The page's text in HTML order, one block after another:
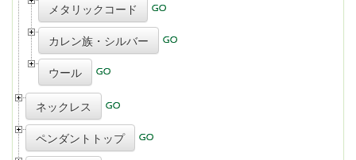
メタリックコード
カレン族・シルバー
ウール
ネックレス
ペンダントトップ